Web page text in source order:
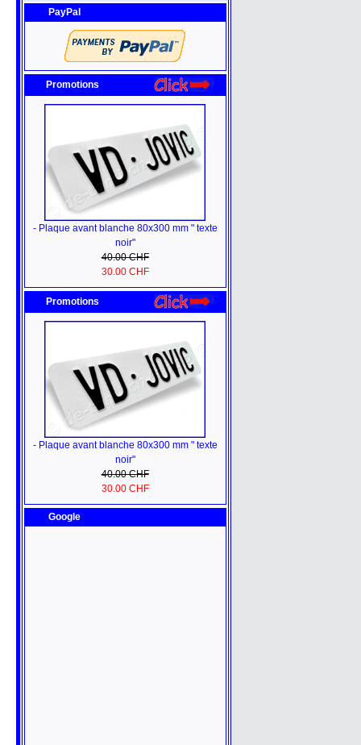
PayPal
Promotions
- Plaque avant blanche 80x300 mm " texte
noir"
40.00 CHF
30.00 CHF
Promotions
- Plaque avant blanche 80x300 mm " texte
noir"
40.00 CHF
30.00 CHF
Google